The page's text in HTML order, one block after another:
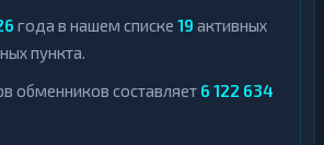
года в нашем списке 19 активных
пункта.
обменников составляет 6 122 634